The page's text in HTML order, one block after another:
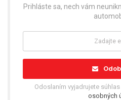
Prihláste sa, nech vám
Odoslaním vyjadrujete
osobných